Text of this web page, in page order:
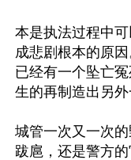
本是执法过程中
成悲剧根本的原
已经有一个坠亡
生的再制造出另
城管一次又一次
跋扈，还是警方